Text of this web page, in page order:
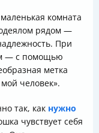
комната
рядом —
При
— с помощью
метка
человек».
так, как нужно
чувствует себя